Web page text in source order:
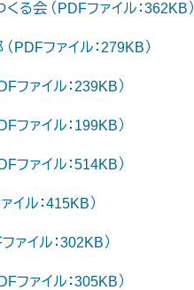
る会 （PDFファイル：362KB）
PDFファイル：279KB）
ファイル：239KB）
ファイル：199KB）
ファイル：514KB）
イル：415KB）
ァイル：302KB）
ファイル：305KB）